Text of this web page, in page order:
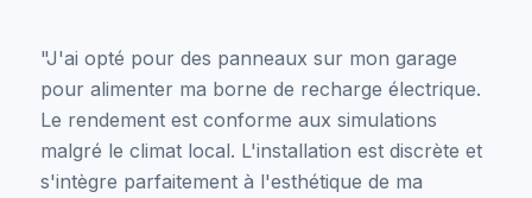
"J'ai opté pour des panneaux sur mon garage
pour alimenter ma borne de recharge électrique.
Le rendement est conforme aux simulations
malgré le climat local. L'installation est discrète et
s'intègre parfaitement à l'esthétique de ma